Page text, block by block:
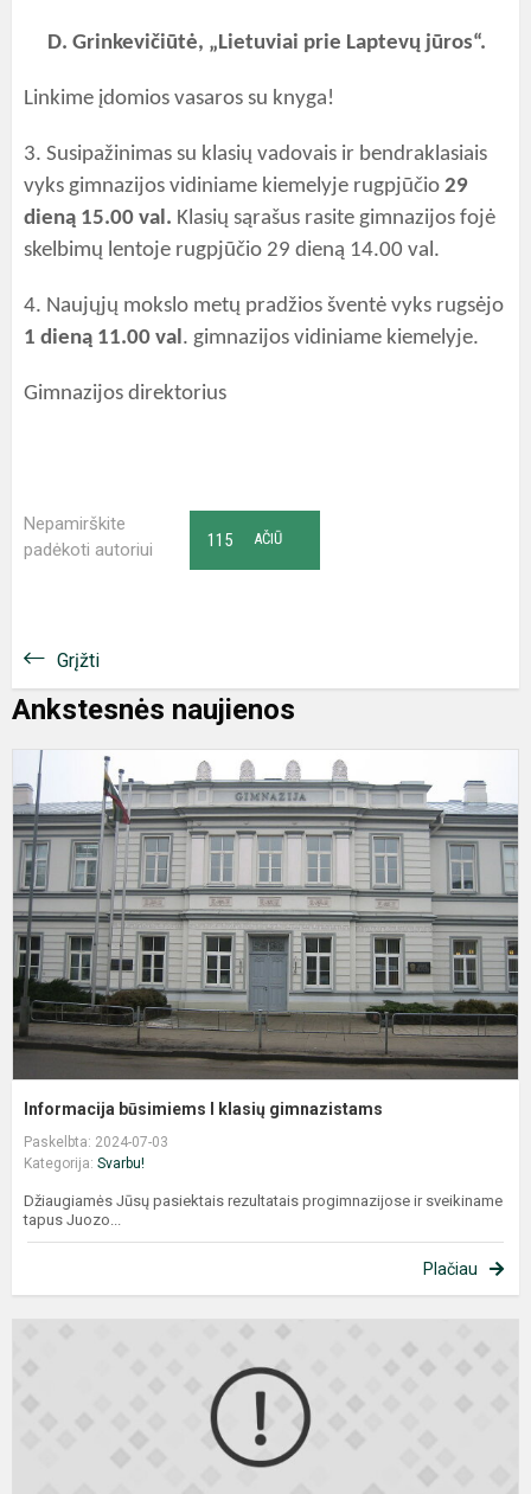
D. Grinkevičiūtė, „Lietuviai prie Laptevų jūros“.
Linkime įdomios vasaros su knyga!
3. Susipažinimas su klasių vadovais ir bendraklasiais
vyks gimnazijos vidiniame kiemelyje rugpjūčio 29
dieną 15.00 val. Klasių sąrašus rasite gimnazijos fojė
skelbimų lentoje rugpjūčio 29 dieną 14.00 val.
4. Naujųjų mokslo metų pradžios šventė vyks rugsėjo
1 dieną 11.00 val. gimnazijos vidiniame kiemelyje.
Gimnazijos direktorius
Nepamirškite
padėkoti autoriui
AČIŪ
115
Grįžti
Ankstesnės naujienos
Informacija būsimiems I klasių gimnazistams
Paskelbta: 2024-07-03
Kategorija: Svarbu!
Džiaugiamės Jūsų pasiektais rezultatais progimnazijose ir sveikiname
tapus Juozo...
Plačiau